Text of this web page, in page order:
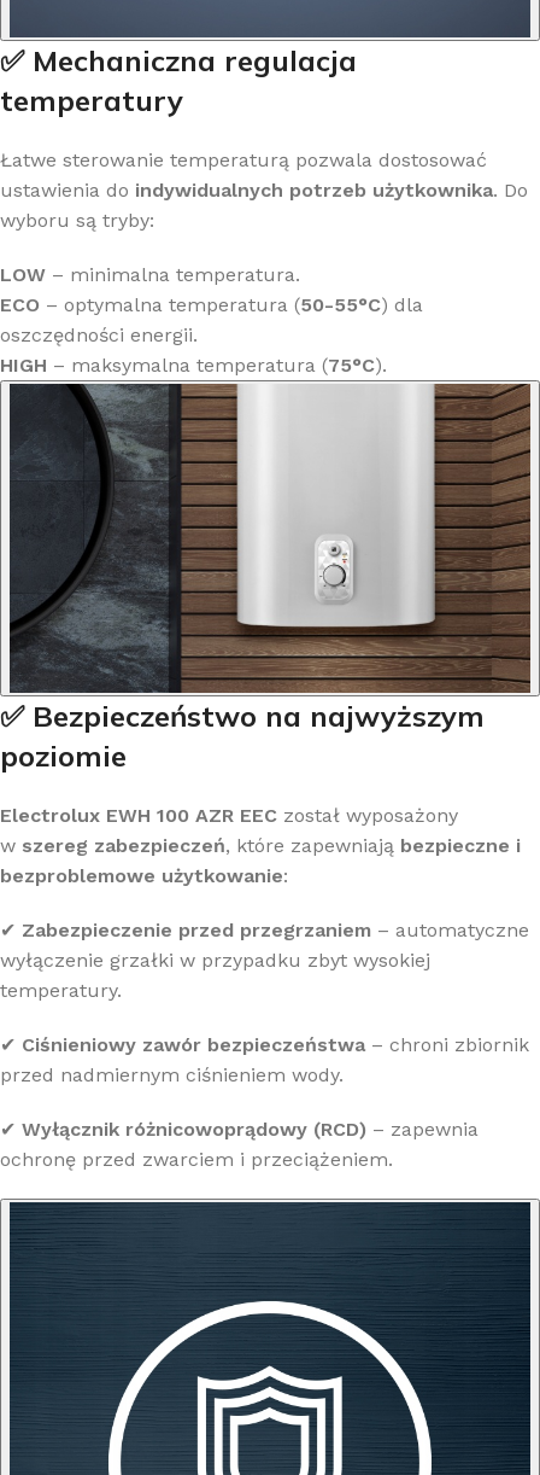
✅ Mechaniczna regulacja
temperatury
Łatwe sterowanie temperaturą pozwala dostosować
ustawienia do indywidualnych potrzeb użytkownika. Do
wyboru są tryby:
LOW – minimalna temperatura.
ECO – optymalna temperatura (50-55°C) dla
oszczędności energii.
HIGH – maksymalna temperatura (75°C).
✅ Bezpieczeństwo na najwyższym
poziomie
Electrolux EWH 100 AZR EEC został wyposażony
w szereg zabezpieczeń, które zapewniają bezpieczne i
bezproblemowe użytkowanie:
✔ Zabezpieczenie przed przegrzaniem – automatyczne
wyłączenie grzałki w przypadku zbyt wysokiej
temperatury.
✔ Ciśnieniowy zawór bezpieczeństwa – chroni zbiornik
przed nadmiernym ciśnieniem wody.
✔ Wyłącznik różnicowoprądowy (RCD) – zapewnia
ochronę przed zwarciem i przeciążeniem.